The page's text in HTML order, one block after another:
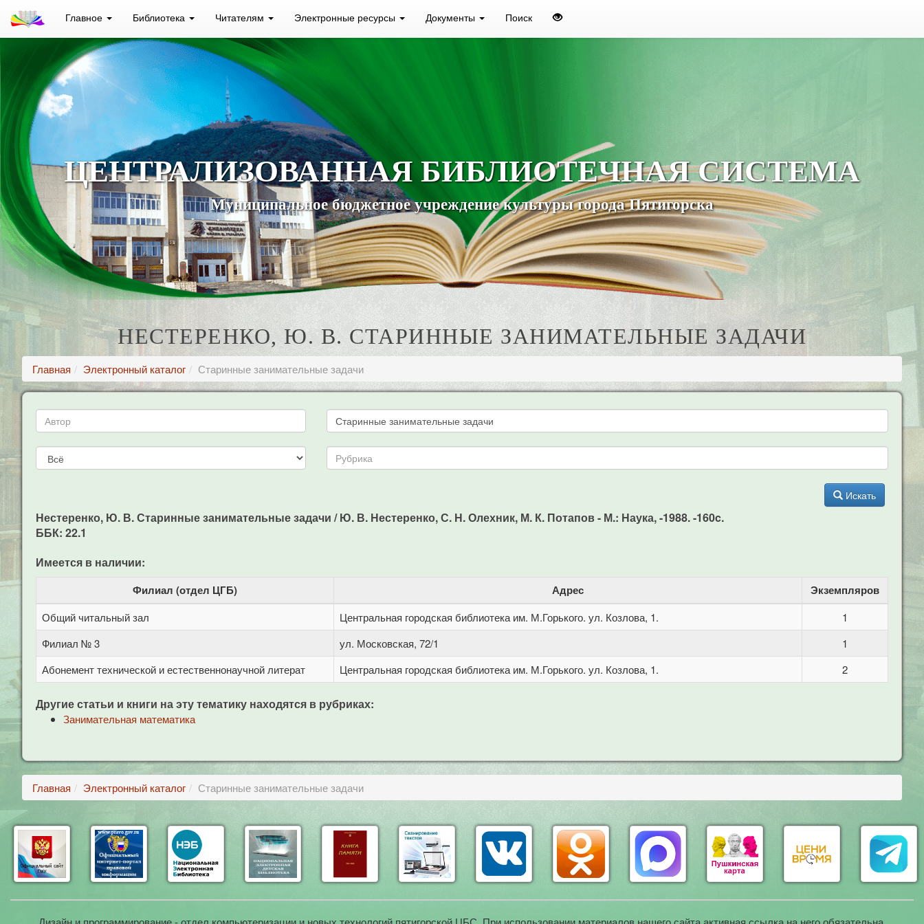
Главное Библиотека Читателям Электронные ресурсы Документы Поиск
ЦЕНТРАЛИЗОВАННАЯ БИБЛИОТЕЧНАЯ СИСТЕМА
Муниципальное бюджетное учреждение культуры города Пятигорска
НЕСТЕРЕНКО, Ю. В. СТАРИННЫЕ ЗАНИМАТЕЛЬНЫЕ ЗАДАЧИ
Главная Электронный каталог Старинные занимательные задачи
Искать
Нестеренко, Ю. В. Старинные занимательные задачи / Ю. В. Нестеренко, С. Н. Олехник, М. К. Потапов - М.: Наука, -1988. -160c.
ББК: 22.1
Имеется в наличии:
Филиал (отдел ЦГБ) Адрес Экземпляров
Общий читальный зал Центральная городская библиотека им. М.Горького. ул. Козлова, 1.
1
Филиал № 3
ул. Московская, 72/1
1
Абонемент технической и естественнонаучной литерат
Центральная городская библиотека им. М.Горького. ул. Козлова, 1. 2
Другие статьи и книги на эту тематику находятся в рубриках:
Занимательная математика
Главная Электронный каталог Старинные занимательные задачи